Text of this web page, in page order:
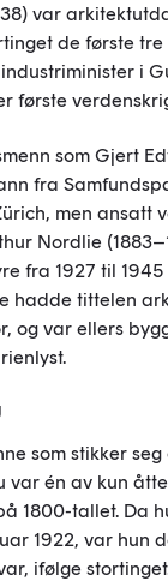
var
de første
i
første
som Gjert
fra
men ansatt
Nordlie
fra 1927 til
hadde tittelen
og var ellers
som stikker
var én av kun
1800-tallet. Da
1922, var hun
ifølge